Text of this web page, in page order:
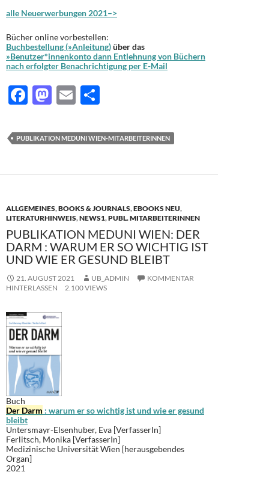
alle Neuerwerbungen 2021–>
Bücher online vorbestellen:
Buchbestellung (»Anleitung)über das
»Benutzer*innenkonto dann Entlehnung von Büchern
nach erfolgter Benachrichtigung per E-Mail
F
e
o
k
M
to
o
E
ail le
PUBLIKATION MEDUNI WIEN-MITARBEITERINNEN
ALLGEMEINES,BOOKS & JOURNALS,EBOOKS NEU,
LITERATURHINWEIS,NEWS1,PUBL. MITARBEITERINNEN
PUBLIKATION MEDUNI WIEN: DER
DARM : WARUM ER SO WICHTIG IST
UND WIE ER GESUND BLEIBT
21. AUGUST 2021 UB_ADMIN
KOMMENTAR
HINTERLASSEN
2.100 VIEWS
Buch
Der Darm : warum er so wichtig ist und wie er gesund
bleibt
Untersmayr-Elsenhuber, Eva [VerfasserIn]
Ferlitsch, Monika [VerfasserIn]
Medizinische Universität Wien [herausgebendes
Organ]
2021